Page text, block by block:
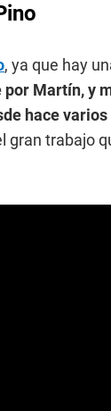
, ya que hay
Martín, y
hace varios
gran trabajo